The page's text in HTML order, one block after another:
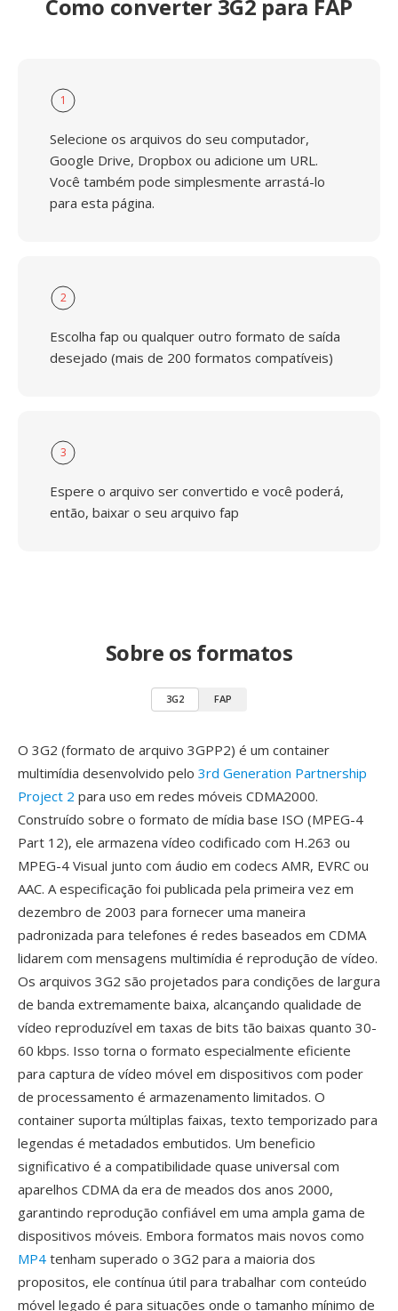
Como converter 3G2 para FAP
1
Selecione os arquivos do seu computador,
Google Drive, Dropbox ou adicione um URL.
Você também pode simplesmente arrastá-lo
para esta página.
2
Escolha fap ou qualquer outro formato de saída
desejado (mais de 200 formatos compatíveis)
3
Espere o arquivo ser convertido e você poderá,
então, baixar o seu arquivo fap
Sobre os formatos
3G2 FAP
O 3G2 (formato de arquivo 3GPP2) é um container
multimídia desenvolvido pelo 3rd Generation Partnership
Project 2 para uso em redes móveis CDMA2000.
Construído sobre o formato de mídia base ISO (MPEG-4
Part 12), ele armazena vídeo codificado com H.263 ou
MPEG-4 Visual junto com áudio em codecs AMR, EVRC ou
AAC. A especificação foi publicada pela primeira vez em
dezembro de 2003 para fornecer uma maneira
padronizada para telefones é redes baseados em CDMA
lidarem com mensagens multimídia é reprodução de vídeo.
Os arquivos 3G2 são projetados para condições de largura
de banda extremamente baixa, alcançando qualidade de
vídeo reproduzível em taxas de bits tão baixas quanto 30-
60 kbps. Isso torna o formato especialmente eficiente
para captura de vídeo móvel em dispositivos com poder
de processamento é armazenamento limitados. O
container suporta múltiplas faixas, texto temporizado para
legendas é metadados embutidos. Um beneficio
significativo é a compatibilidade quase universal com
aparelhos CDMA da era de meados dos anos 2000,
garantindo reprodução confiável em uma ampla gama de
dispositivos móveis. Embora formatos mais novos como
MP4 tenham superado o 3G2 para a maioria dos
propositos, ele contínua útil para trabalhar com conteúdo
móvel legado é para situações onde o tamanho mínimo de